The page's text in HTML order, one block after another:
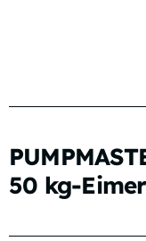
50 kg-Eimer